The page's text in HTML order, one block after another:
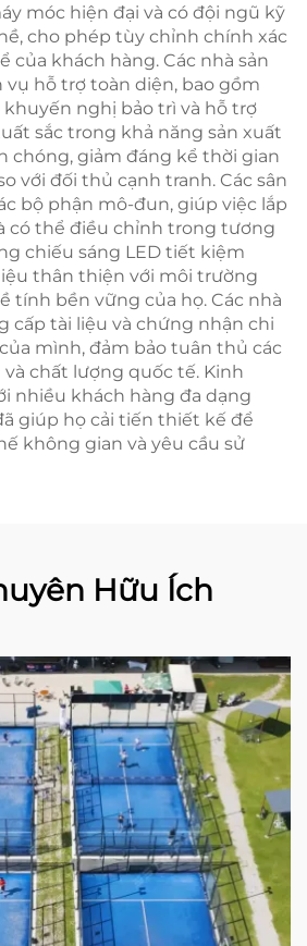
móc hiện đại và có đội ngũ kỹ
cho phép tùy chỉnh chính xác
của khách hàng. Các nhà sản
hỗ trợ toàn diện, bao gồm
nghị bảo trì và hỗ trợ
sắc trong khả năng sản xuất
chóng, giảm đáng kể thời gian
với đối thủ cạnh tranh. Các sân
bộ phận mô-đun, giúp việc lắp
có thể điều chỉnh trong tương
chiếu sáng LED tiết kiệm
thân thiện với môi trường
tính bền vững của họ. Các nhà
cấp tài liệu và chứng nhận chi
mình, đảm bảo tuân thủ các
chất lượng quốc tế. Kinh
nhiều khách hàng đa dạng
giúp họ cải tiến thiết kế để
không gian và yêu cầu sử
Hữu Ích